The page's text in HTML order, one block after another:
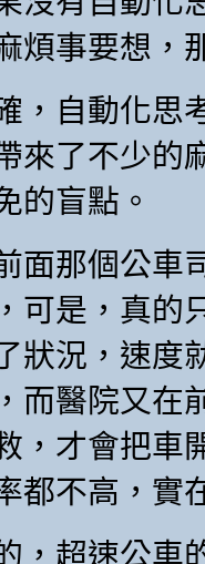
煩事要想，
，自動化思
來了不少的
的盲點。
面那個公車
可是，真的
狀況，速度
而醫院又在
，才會把車
都不高，實
，超速公車